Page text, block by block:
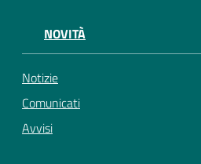
NOVITÀ
Notizie
Comunicati
Avvisi